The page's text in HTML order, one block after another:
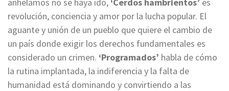
revolución, conciencia y amor por la lucha popular. El
aguante y unión de un pueblo que quiere el cambio de
un país donde exigir los derechos fundamentales es
considerado un crimen. ‘Programados’ habla de cómo
la rutina implantada, la indiferencia y la falta de
humanidad está dominando y convirtiendo a las